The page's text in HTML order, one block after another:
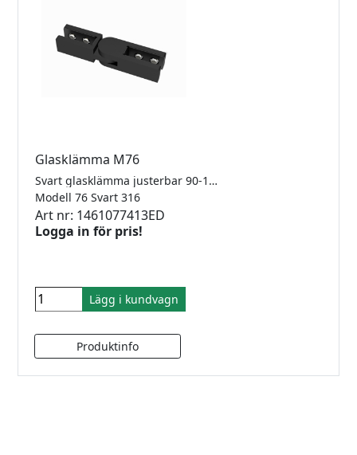
Glasklämma M76
Svart glasklämma justerbar 90-180° glas/glas för 8-12.76mm glas. Rostfritt 316.
Modell 76 Svart 316
Art nr: 1461077413ED
Logga in för pris!
Lägg i kundvagn